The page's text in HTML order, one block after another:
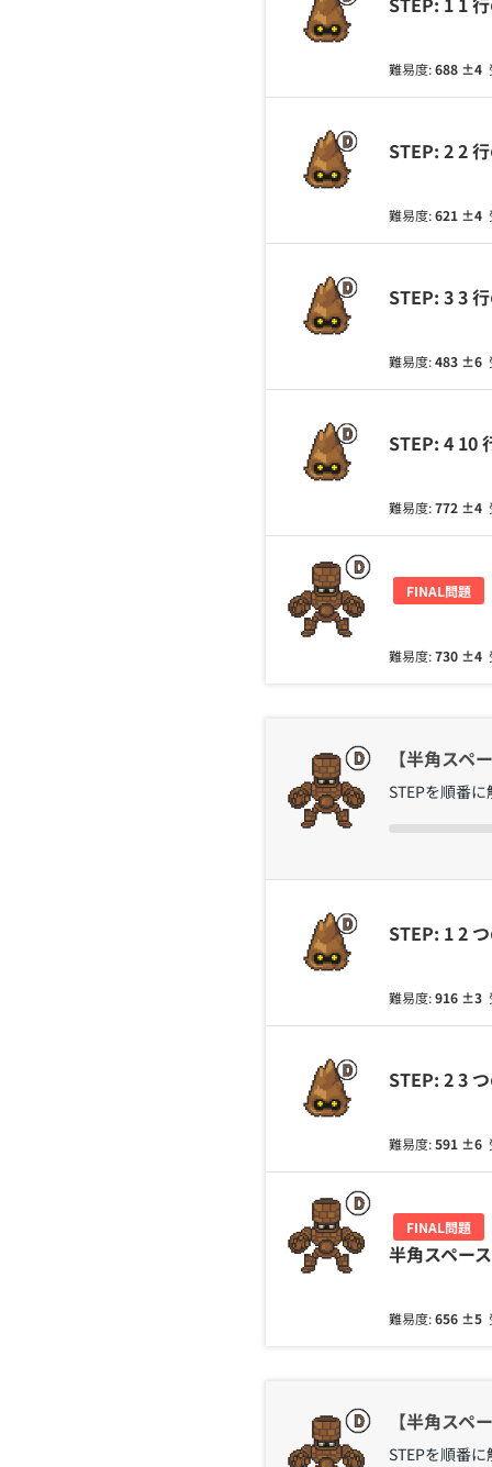
難易度:688 ±4
STEP: 2 2
難易度:621 ±4
STEP: 3 3
難易度:483 ±6
STEP: 4 10
難易度:772 ±4
FINAL問題
難易度:730 ±4
【半角スペ
STEPを順番
STEP: 1 2
難易度:916 ±3
STEP: 2 3
難易度:591 ±6
FINAL問題
半角スペー
難易度:656 ±5
【半角スペ
STEPを順番